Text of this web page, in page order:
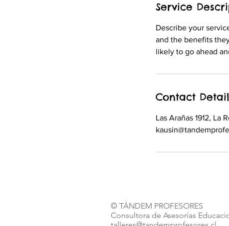
Service
Describe your
and the benefits
Contact
Las Arañas 1912, La
© TÁNDEM PROFESORES
Consultora de Asesorías